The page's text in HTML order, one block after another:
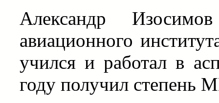
Александр
авиационного
учился и работал в
году получил степень